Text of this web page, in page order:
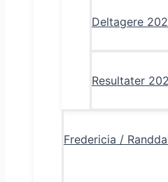
Deltagere
Resultater
Fredericia /